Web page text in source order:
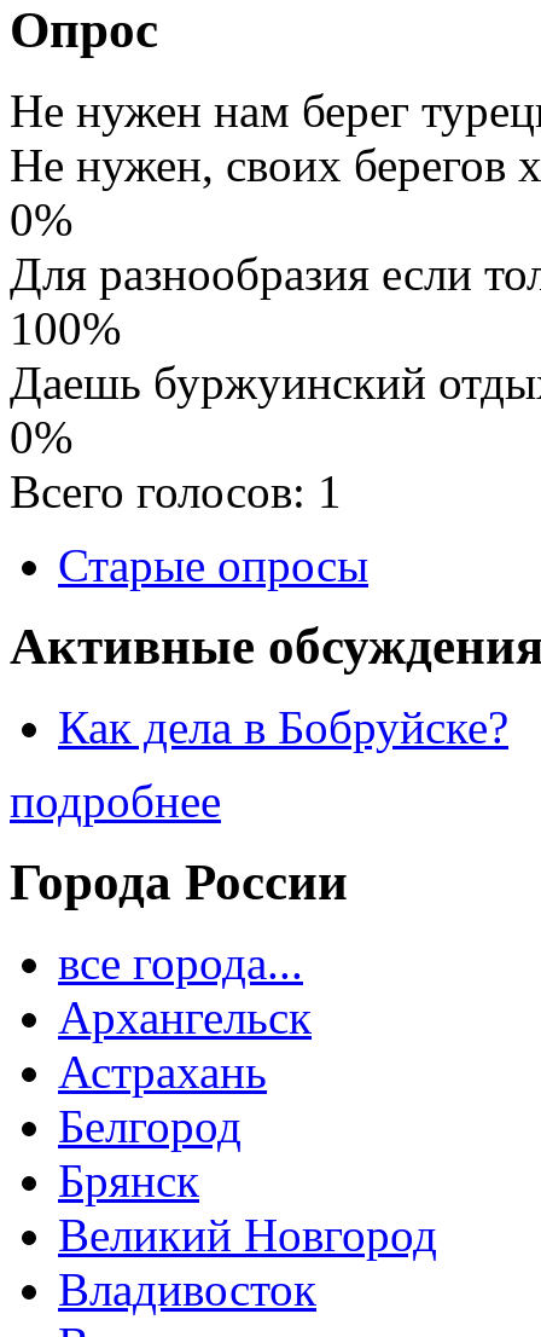
Опрос
Не нужен нам берег
Не нужен, своих берегов
0%
Для разнообразия если
100%
Даешь буржуинский
0%
Всего голосов: 1
Старые опросы
Активные
Как дела в Бобруйске?
подробнее
Города России
все города...
Архангельск
Астрахань
Белгород
Брянск
Великий Новгород
Владивосток